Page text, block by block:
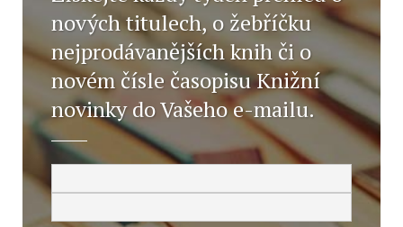
nových titulech, o žebříčku
nejprodávanějších knih či o
novém čísle časopisu Knižní
novinky do Vašeho e-mailu.